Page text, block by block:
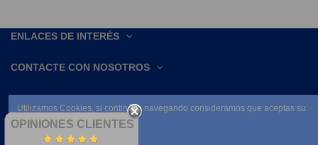
ENLACES DE INTERÉS
CONTACTE CON NOSOTROS
OPINIONES CLIENTES
Utilizamos Cookies, si continúas navegando consideramos que aceptas su
uso.
Leer condiciones